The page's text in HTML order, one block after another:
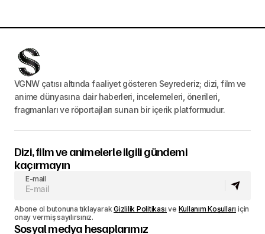
VGNW çatısı altında faaliyet gösteren Seyrederiz; dizi, film ve
anime dünyasına dair haberleri, incelemeleri, önerileri,
fragmanları ve röportajları sunan bir içerik platformudur.
Dizi, film ve animelerle ilgili gündemi
kaçırmayın
E-mail
Abone ol butonuna tıklayarakGizlilik Politikası ve Kullanım Koşulları için
onay vermiş sayılırsınız.
Sosyal medya hesaplarımız